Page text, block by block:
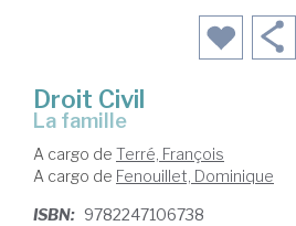
Droit Civil
la famille
A cargo de Terré, François
A cargo de Fenouillet, Dominique
ISBN: 9782247106738